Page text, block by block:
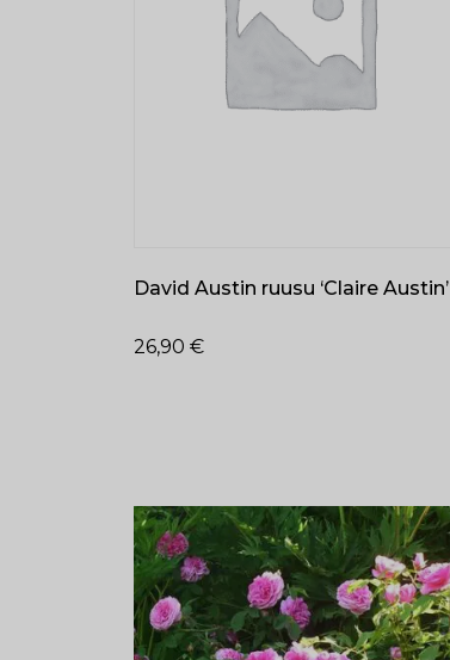
David Austin ruusu ‘Claire Austin’
26,90 €